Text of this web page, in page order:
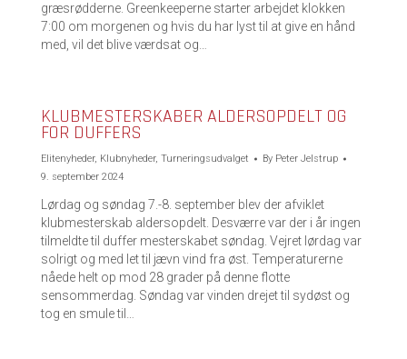
græsrødderne. Greenkeeperne starter arbejdet klokken
7:00 om morgenen og hvis du har lyst til at give en hånd
med, vil det blive værdsat og…
KLUBMESTERSKABER ALDERSOPDELT OG
FOR DUFFERS
Elitenyheder, Klubnyheder, Turneringsudvalget By Peter Jelstrup
9. september 2024
Lørdag og søndag 7.-8. september blev der afviklet
klubmesterskab aldersopdelt. Desværre var der i år ingen
tilmeldte til duffer mesterskabet søndag. Vejret lørdag var
solrigt og med let til jævn vind fra øst. Temperaturerne
nåede helt op mod 28 grader på denne flotte
sensommerdag. Søndag var vinden drejet til sydøst og
tog en smule til…